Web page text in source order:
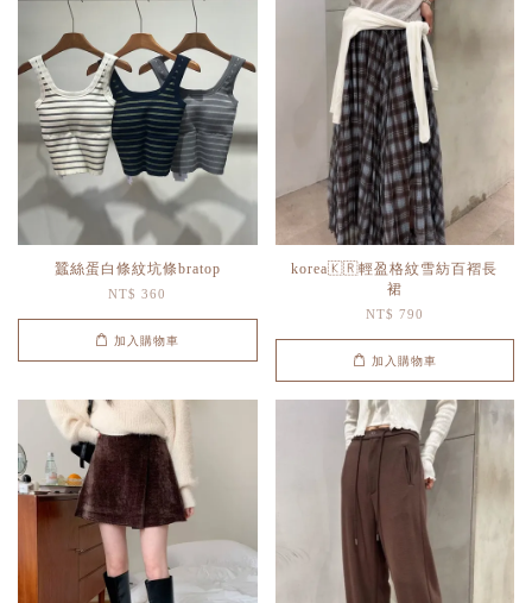
蠶絲蛋白條紋坑條bratop
NT$ 360
加入購物車
korea🇰🇷輕盈格紋雪紡百褶長
裙
NT$ 790
加入購物車